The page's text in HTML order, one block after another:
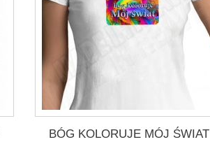
BÓG KOLORUJE MÓJ ŚWIAT